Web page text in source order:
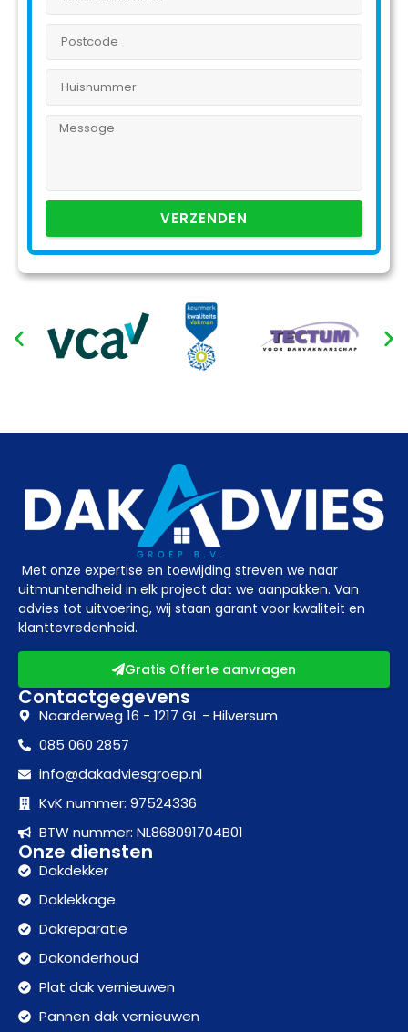
VERZENDEN
Met onze expertise en toewijding streven we naar
uitmuntendheid in elk project dat we aanpakken. Van
advies tot uitvoering, wij staan garant voor kwaliteit en
klanttevredenheid.
Gratis Offerte aanvragen
Contactgegevens
Naarderweg 16 - 1217 GL - Hilversum
085 060 2857
info@dakadviesgroep.nl
KvK nummer: 97524336
BTW nummer: NL868091704B01
Onze diensten
Dakdekker
Daklekkage
Dakreparatie
Dakonderhoud
Plat dak vernieuwen
Pannen dak vernieuwen